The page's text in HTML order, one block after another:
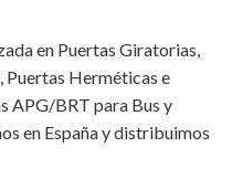
en Puertas Giratorias,
Puertas Herméticas e
APG/BRT para Bus y
en España y distribuimos